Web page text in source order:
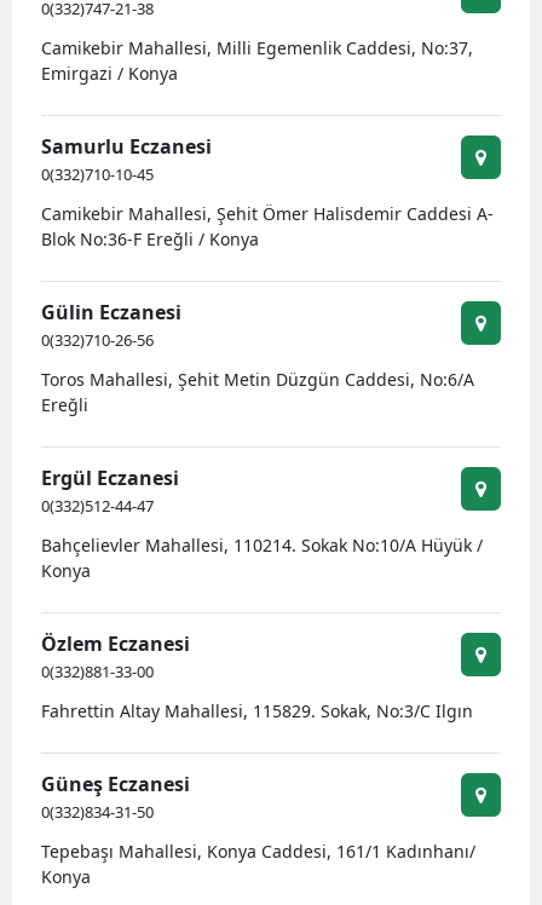
0(332)747-21-38
Camikebir Mahallesi, Milli Egemenlik Caddesi, No:37,
Emirgazi / Konya
Samurlu Eczanesi
0(332)710-10-45
Camikebir Mahallesi, Şehit Ömer Halisdemir Caddesi A-
Blok No:36-F Ereğli / Konya
Gülin Eczanesi
0(332)710-26-56
Toros Mahallesi, Şehit Metin Düzgün Caddesi, No:6/A
Ereğli
Ergül Eczanesi
0(332)512-44-47
Bahçelievler Mahallesi, 110214. Sokak No:10/A Hüyük /
Konya
Özlem Eczanesi
0(332)881-33-00
Fahrettin Altay Mahallesi, 115829. Sokak, No:3/C Ilgın
Güneş Eczanesi
0(332)834-31-50
Tepebaşı Mahallesi, Konya Caddesi, 161/1 Kadınhanı/
Konya